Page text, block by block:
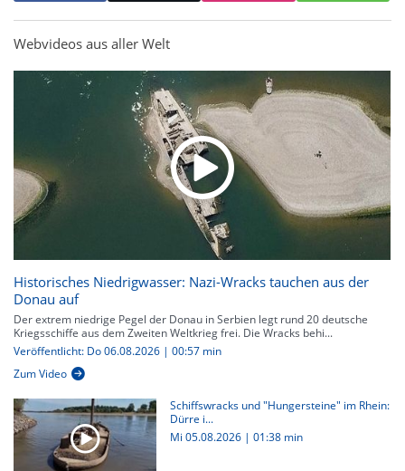
Webvideos aus aller Welt
Historisches Niedrigwasser: Nazi-Wracks tauchen aus der
Donau auf
Der extrem niedrige Pegel der Donau in Serbien legt rund 20 deutsche
Kriegsschiffe aus dem Zweiten Weltkrieg frei. Die Wracks behi...
Veröffentlicht: Do 06.08.2026 | 00:57 min
Zum Video
Schiffswracks und "Hungersteine" im Rhein:
Dürre i...
Mi 05.08.2026 | 01:38 min